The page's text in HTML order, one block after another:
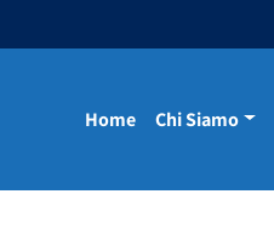
Home Chi Siamo